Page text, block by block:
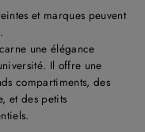
et marques peuvent
une élégance
Il offre une
compartiments, des
et des petits